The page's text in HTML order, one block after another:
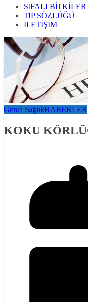
SİFALI BİTKİLER
TIP SÖZLÜĞÜ
İLETİŞİM
Genel SağlıkHABERLER
KOKU